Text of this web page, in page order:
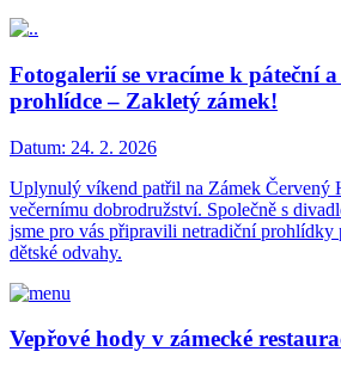
Fotogalerií se vracíme k páteční
prohlídce – Zakletý zámek!
Datum: 24. 2. 2026
Uplynulý víkend patřil na Zámek Červený
večernímu dobrodružství. Společně s
jsme pro vás připravili netradiční prohlídky
dětské odvahy.
Vepřové hody v zámecké